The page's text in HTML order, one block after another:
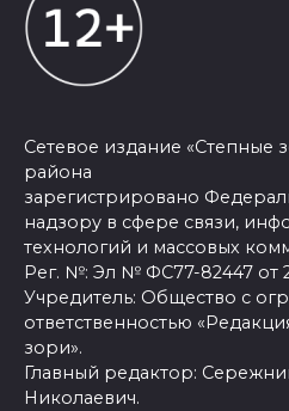
Сетевое издание «Степные
района
зарегистрировано
надзору в сфере связи,
технологий и массовых
Рег. №: Эл № ФС77-82447 от
Учредитель: Общество с
ответственностью
зори».
Главный редактор:
Николаевич.